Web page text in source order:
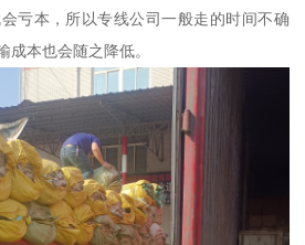
亏本，所以专线公司一般走的时间不确
成本也会随之降低。